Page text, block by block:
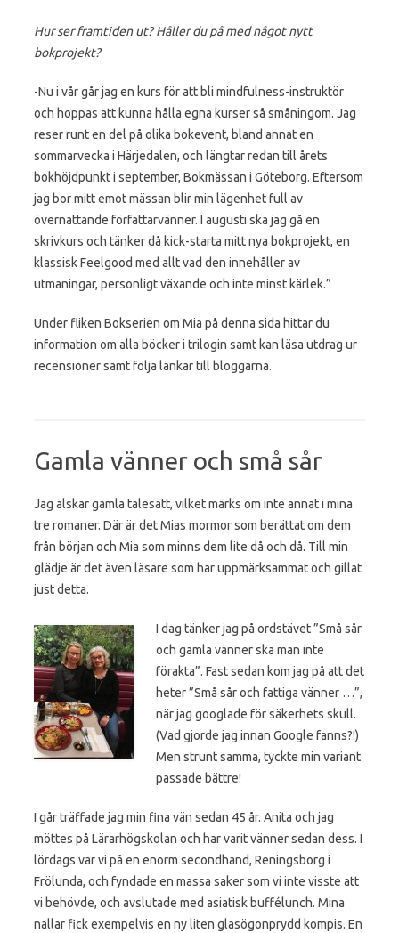
Hur ser framtiden ut? Håller du på med något nytt
bokprojekt?
-Nu i vår går jag en kurs för att bli mindfulness-instruktör
och hoppas att kunna hålla egna kurser så småningom. Jag
reser runt en del på olika bokevent, bland annat en
sommarvecka i Härjedalen, och längtar redan till årets
bokhöjdpunkt i september, Bokmässan i Göteborg. Eftersom
jag bor mitt emot mässan blir min lägenhet full av
övernattande författarvänner. I augusti ska jag gå en
skrivkurs och tänker då kick-starta mitt nya bokprojekt, en
klassisk Feelgood med allt vad den innehåller av
utmaningar, personligt växande och inte minst kärlek.”
Under fliken Bokserien om Mia på denna sida hittar du
information om alla böcker i trilogin samt kan läsa utdrag ur
recensioner samt följa länkar till bloggarna.
Gamla vänner och små sår
Jag älskar gamla talesätt, vilket märks om inte annat i mina
tre romaner. Där är det Mias mormor som berättat om dem
från början och Mia som minns dem lite då och då. Till min
glädje är det även läsare som har uppmärksammat och gillat
just detta.
I dag tänker jag på ordstävet ”Små sår
och gamla vänner ska man inte
förakta”. Fast sedan kom jag på att det
heter ”Små sår och fattiga vänner …”,
när jag googlade för säkerhets skull.
(Vad gjorde jag innan Google fanns?!)
Men strunt samma, tyckte min variant
passade bättre!
I går träffade jag min fina vän sedan 45 år. Anita och jag
möttes på Lärarhögskolan och har varit vänner sedan dess. I
lördags var vi på en enorm secondhand, Reningsborg i
Frölunda, och fyndade en massa saker som vi inte visste att
vi behövde, och avslutade med asiatisk buffélunch. Mina
nallar fick exempelvis en ny liten glasögonprydd kompis. En